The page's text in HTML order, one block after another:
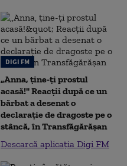
DIGI FM
„Anna, ţine-ţi prostul
acasă!" Reacţii după ce un
bărbat a desenat o
declaraţie de dragoste pe o
stâncă, în Transfăgărăşan
Descarcă aplicația Digi FM